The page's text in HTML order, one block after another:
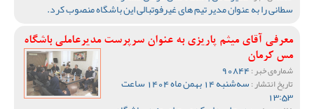
سطانی را به عنوان مدیر تیم های غیرفوتبالی این باشگاه منصوب کرد.
معرفی آقای میثم پاریزی به عنوان سرپرست مدیرعاملی باشگاه
مس کرمان
شماره‌ی خبر :
تاریخ انتشار : سه‌شنبه 14 بهمن ماه 1404 ساعت
13:53